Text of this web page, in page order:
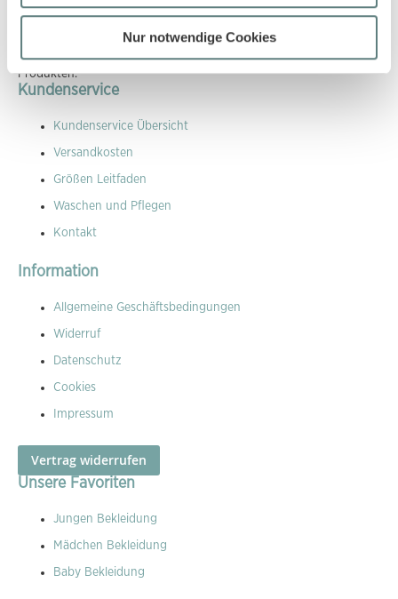
Nur notwendige Cookies
Sense Organics gehört zu den Pionieren in der Naturtextilbranche
und beliefert bereits seit über 18 Jahren den EInzelhandel und
auch grosse Kaufhäuser mit ökologisch und fair produzierten
Produkten.
Kundenservice
Kundenservice Übersicht
Versandkosten
Größen Leitfaden
Waschen und Pflegen
Kontakt
Information
Allgemeine Geschäftsbedingungen
Widerruf
Datenschutz
Cookies
Impressum
Vertrag widerrufen
Unsere Favoriten
Jungen Bekleidung
Mädchen Bekleidung
Baby Bekleidung